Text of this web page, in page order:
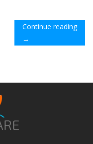
Continue reading
→